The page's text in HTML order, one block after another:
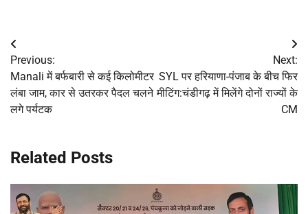
Post
navigation
Previous:
Manali में बर्फबारी से कई किलोमीटर
लंबा जाम, कार से उतरकर पैदल चलने
लगे पर्यटक
Next:
SYL पर हरियाणा-पंजाब के बीच फिर
मीटिंग:चंडीगढ़ में मिलेंगे दोनों राज्यों के
CM
Related Posts